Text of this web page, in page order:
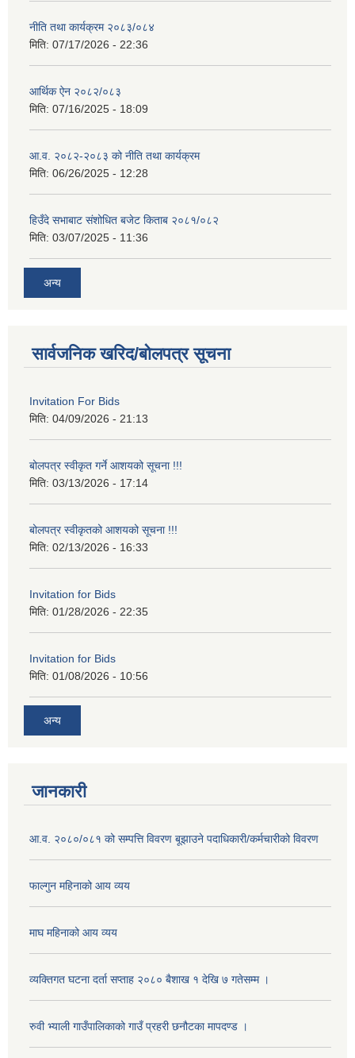
नीति तथा कार्यक्रम २०८३/०८४
मिति: 07/17/2026 - 22:36
आर्थिक ऐन २०८२/०८३
मिति: 07/16/2025 - 18:09
आ.व. २०८२-२०८३ को नीति तथा कार्यक्रम
मिति: 06/26/2025 - 12:28
हिउँदे सभाबाट संशोधित बजेट किताब २०८१/०८२
मिति: 03/07/2025 - 11:36
अन्य
सार्वजनिक खरिद/बोलपत्र सूचना
Invitation For Bids
मिति: 04/09/2026 - 21:13
बोलपत्र स्वीकृत गर्ने आशयको सूचना !!!
मिति: 03/13/2026 - 17:14
बोलपत्र स्वीकृतको आशयको सूचना !!!
मिति: 02/13/2026 - 16:33
Invitation for Bids
मिति: 01/28/2026 - 22:35
Invitation for Bids
मिति: 01/08/2026 - 10:56
अन्य
जानकारी
आ.व. २०८०/०८१ को सम्पत्ति विवरण बूझाउने पदाधिकारी/कर्मचारीको विवरण
फाल्गुन महिनाको आय व्यय
माघ महिनाको आय व्यय
व्यक्तिगत घटना दर्ता सप्ताह २०८० बैशाख १ देखि ७ गतेसम्म ।
रुवी भ्याली गाउँपालिकाको गाउँ प्रहरी छनौटका मापदण्ड ।